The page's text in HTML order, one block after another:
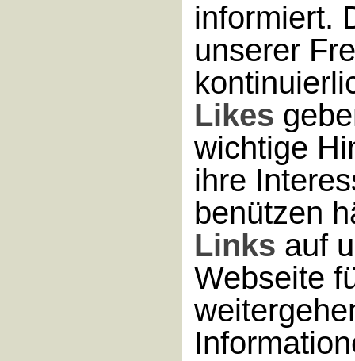
informiert.
unserer
Likes
wichtige
ihre
benützen
Links auf
Webseite